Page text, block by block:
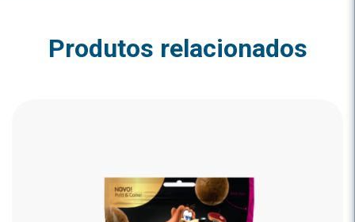
Produtos relacionados